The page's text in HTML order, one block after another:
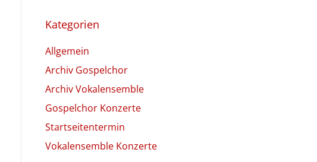
Kategorien
Allgemein
Archiv Gospelchor
Archiv Vokalensemble
Gospelchor Konzerte
Startseitentermin
Vokalensemble Konzerte